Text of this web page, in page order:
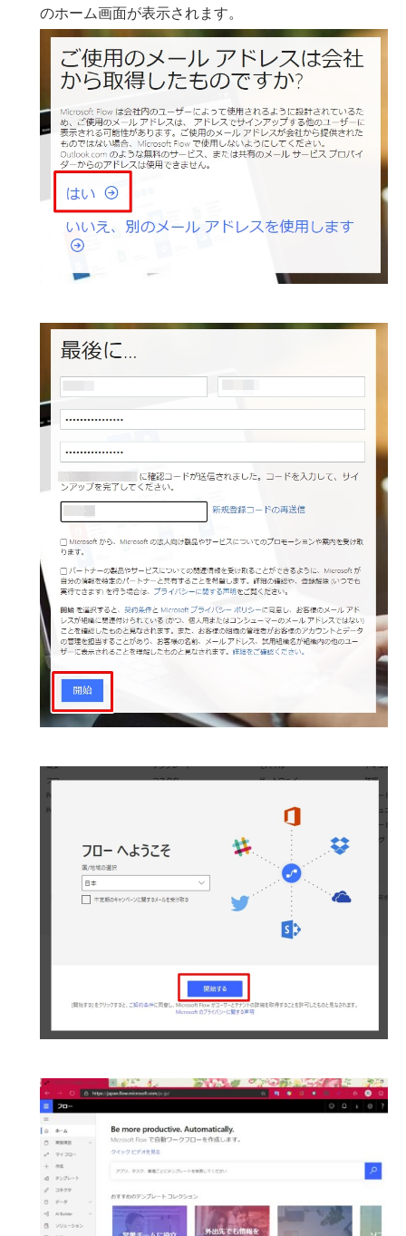
のホーム画面が表示されます。